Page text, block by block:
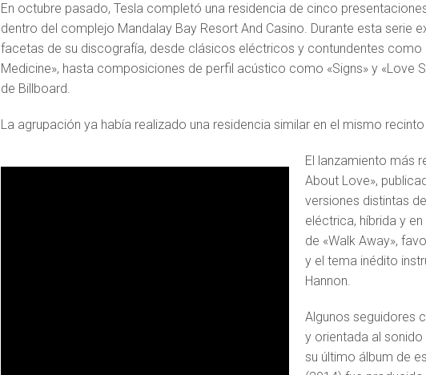
En octubre pasado, Tesla completó una residencia de cinco
dentro del complejo Mandalay Bay Resort And Casino. Durante esta serie
facetas de su discografía, desde clásicos eléctricos y contundentes como
Medicine», hasta composiciones de perfil acústico como «Signs» y «Love
de Billboard.
La agrupación ya había realizado una residencia similar en el mismo
El lanzamiento más
About Love»,
versiones distintas
eléctrica, híbrida y
de «Walk Away»,
y el tema inédito
Hannon.
Algunos seguidores
y orientada al
su último álbum de